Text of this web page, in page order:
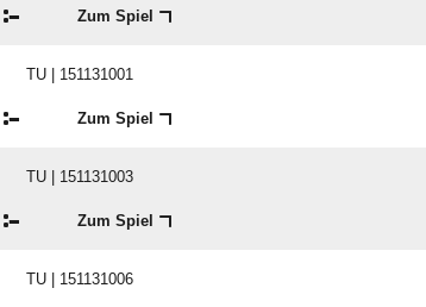
: Zum Spiel
TU | 151131001
: Zum Spiel
TU | 151131003
: Zum Spiel
TU | 151131006